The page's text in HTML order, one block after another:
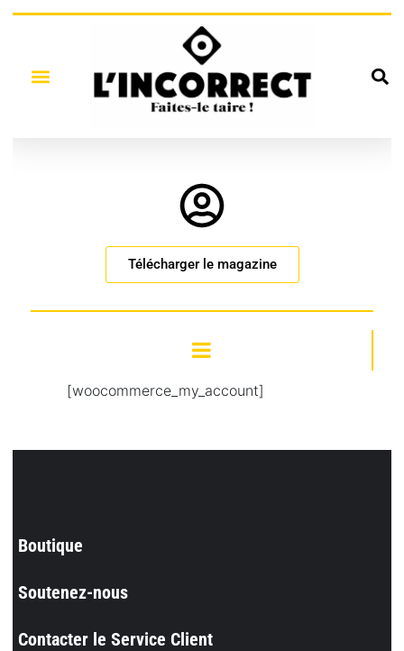
Télécharger le magazine
[woocommerce_my_account]
Boutique
Soutenez-nous
Contacter le Service Client